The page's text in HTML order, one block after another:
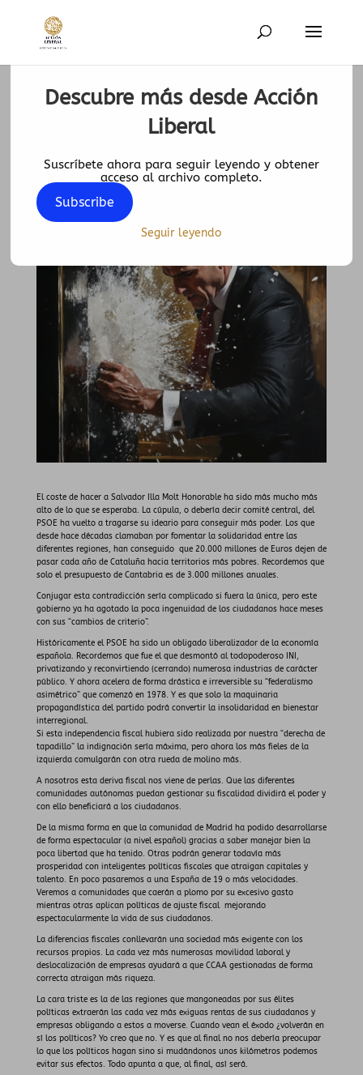
Gracias, P (punto) Sánchez
El coste de hacer a Salvador Illa Molt Honorable ha sido más mucho más
alto de lo que se esperaba. La cúpula, o debería decir comité central, del
PSOE ha vuelto a tragarse su ideario para conseguir más poder. Los que
desde hace décadas clamaban por fomentar la solidaridad entre las
diferentes regiones, han conseguido que 20.000 millones de Euros dejen de
pasar cada año de Cataluña hacia territorios más pobres. Recordemos que
solo el presupuesto de Cantabria es de 3.000 millones anuales.
Conjugar esta contradicción sería complicado si fuera la única, pero este
gobierno ya ha agotado la poca ingenuidad de los ciudadanos hace meses
con sus “cambios de criterio”.
Históricamente el PSOE ha sido un obligado liberalizador de la economía
española. Recordemos que fue el que desmontó al todopoderoso INI,
privatizando y reconvirtiendo (cerrando) numerosa industrias de carácter
público. Y ahora acelera de forma drástica e irreversible su “federalismo
asimétrico” que comenzó en 1978. Y es que solo la maquinaria
propagandística del partido podrá convertir la insolidaridad en bienestar
interregional.
Si esta independencia fiscal hubiera sido realizada por nuestra “derecha de
tapadillo” la indignación sería máxima, pero ahora los más fieles de la
izquierda comulgarán con otra rueda de molino más.
A nosotros esta deriva fiscal nos viene de perlas. Que las diferentes
comunidades autónomas puedan gestionar su fiscalidad dividirá el poder y
con ello beneficiará a los ciudadanos.
De la misma forma en que la comunidad de Madrid ha podido desarrollarse
de forma espectacular (a nivel español) gracias a saber manejar bien la
poca libertad que ha tenido. Otras podrán generar todavía más
prosperidad con inteligentes políticas fiscales que atraigan capitales y
talento. En poco pasaremos a una España de 19 o más velocidades.
Veremos a comunidades que caerán a plomo por su excesivo gasto
mientras otras aplican políticas de ajuste fiscal mejorando
espectacularmente la vida de sus ciudadanos.
La diferencias fiscales conllevarán una sociedad más exigente con los
recursos propios. La cada vez más numerosas movilidad laboral y
deslocalización de empresas ayudará a que CCAA gestionadas de forma
correcta atraigan más riqueza.
La cara triste es la de las regiones que mangoneadas por sus élites
políticas extraerán las cada vez más exiguas rentas de sus ciudadanos y
empresas obligando a estos a moverse. Cuando vean el éxodo ¿volverán en
sí los políticos? Yo creo que no. Y es que al final no nos debería preocupar
lo que los políticos hagan sino si mudándonos unos kilómetros podemos
evitar sus efectos. Todo apunta a que, al final, así será.
Descubre más desde Acción
Liberal
Suscríbete ahora para seguir leyendo y obtener
acceso al archivo completo.
Subscribe
Seguir leyendo